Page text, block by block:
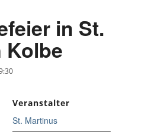
in St.
Kolbe
Veranstalter
St. Martinus